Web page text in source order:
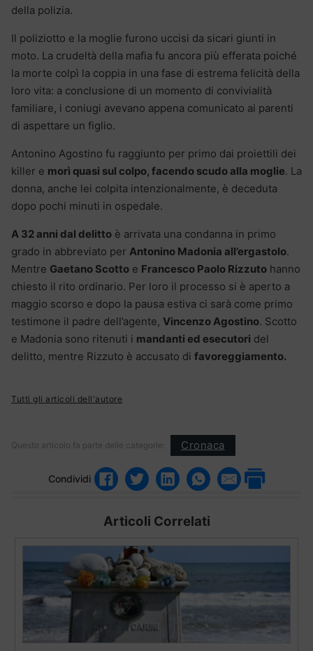
della polizia.
Il poliziotto e la moglie furono uccisi da sicari giunti in
moto. La crudeltà della mafia fu ancora più efferata poiché
la morte colpì la coppia in una fase di estrema felicità della
loro vita: a conclusione di un momento di convivialità
familiare, i coniugi avevano appena comunicato ai parenti
di aspettare un figlio.
Antonino Agostino fu raggiunto per primo dai proiettili dei
killer e morì quasi sul colpo, facendo scudo alla moglie. La
donna, anche lei colpita intenzionalmente, è deceduta
dopo pochi minuti in ospedale.
A 32 anni dal delitto è arrivata una condanna in primo
grado in abbreviato per Antonino Madonia all’ergastolo.
Mentre Gaetano Scotto e Francesco Paolo Rizzuto hanno
chiesto il rito ordinario. Per loro il processo si è aperto a
maggio scorso e dopo la pausa estiva ci sarà come primo
testimone il padre dell’agente, Vincenzo Agostino. Scotto
e Madonia sono ritenuti i mandanti ed esecutori del
delitto, mentre Rizzuto è accusato di favoreggiamento.
Tutti gli articoli dell'autore
Questo articolo fa parte delle categorie: Cronaca
Condividi
Articoli Correlati